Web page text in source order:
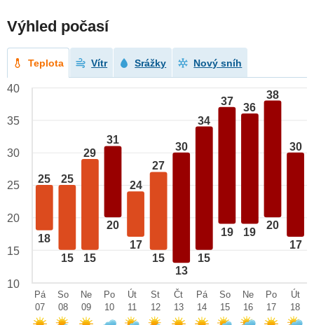
Výhled počasí
Teplota Vítr Srážky Nový sníh
25
18
25
15
29
15
31
20
24
17
27
15
30
13
34
15
37
19
36
19
38
20
30
17
40
35
30
25
20
15
10
Pá
07
So
08
Ne
09
Po
10
Út
11
St
12
Čt
13
Pá
14
So
15
Ne
16
Po
17
Út
18